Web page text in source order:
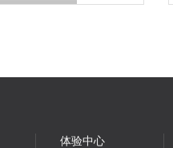
体验中心